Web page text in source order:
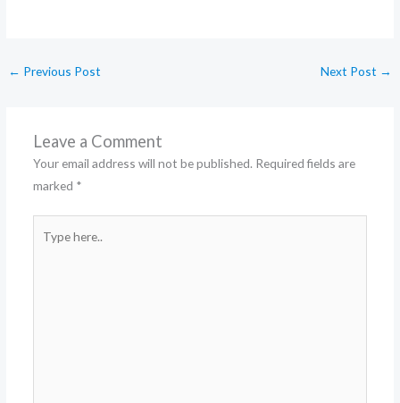
← Previous Post Next Post →
Leave a Comment
Your email address will not be published. Required fields are
marked *
here..